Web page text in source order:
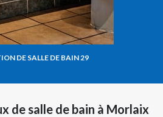
DE SALLE DE BAIN 29
de salle de bain à Morlaix